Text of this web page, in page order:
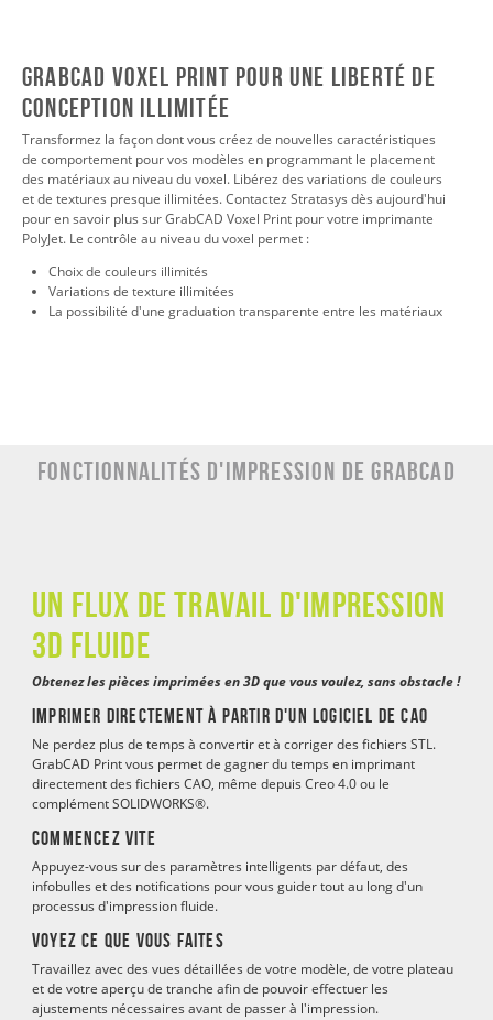
GrabCAD Voxel Print pour une liberté de
conception illimitée
Transformez la façon dont vous créez de nouvelles caractéristiques
de comportement pour vos modèles en programmant le placement
des matériaux au niveau du voxel. Libérez des variations de couleurs
et de textures presque illimitées. Contactez Stratasys dès aujourd'hui
pour en savoir plus sur GrabCAD Voxel Print pour votre imprimante
PolyJet. Le contrôle au niveau du voxel permet :
Choix de couleurs illimités
Variations de texture illimitées
La possibilité d'une graduation transparente entre les matériaux
Fonctionnalités d'impression de GRABCAD
Un flux de travail d'impression
3D fluide
Obtenez les pièces imprimées en 3D que vous voulez, sans obstacle !
Imprimer directement à partir d'un logiciel de CAO
Ne perdez plus de temps à convertir et à corriger des fichiers STL.
GrabCAD Print vous permet de gagner du temps en imprimant
directement des fichiers CAO, même depuis Creo 4.0 ou le
complément SOLIDWORKS®.
Commencez vite
Appuyez-vous sur des paramètres intelligents par défaut, des
infobulles et des notifications pour vous guider tout au long d'un
processus d'impression fluide.
Voyez ce que vous faites
Travaillez avec des vues détaillées de votre modèle, de votre plateau
et de votre aperçu de tranche afin de pouvoir effectuer les
ajustements nécessaires avant de passer à l'impression.